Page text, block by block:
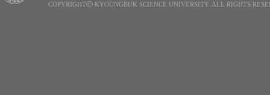
COPYRIGHTⓒ KYOUNGBUK SCIENCE UNIVERSITY. ALL RIGHTS